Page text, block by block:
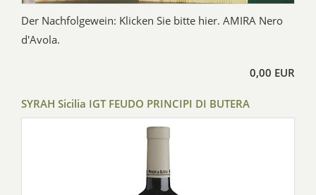
Der Nachfolgewein: Klicken Sie bitte hier. AMIRA Nero
d'Avola.
0,00 EUR
SYRAH Sicilia IGT FEUDO PRINCIPI DI BUTERA